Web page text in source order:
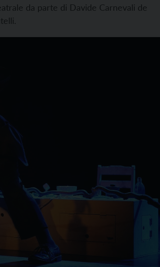
da parte di Davide Carnevali de